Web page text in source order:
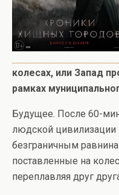
колесах, или Запад
рамках
Будущее. После 60-
людской цивилизации
безграничным
поставленные на
переплавляя друг